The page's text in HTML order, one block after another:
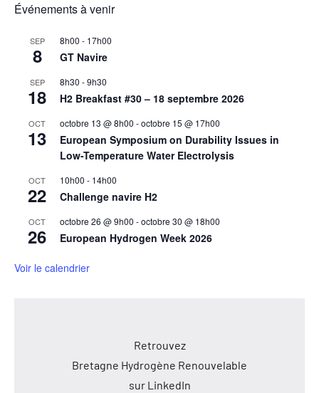
Événements à venir
SEP
8
8h00 - 17h00
GT Navire
SEP
18
8h30 -9h30
H2 Breakfast #30 – 18 septembre 2026
OCT
13
octobre 13 @ 8h00 -octobre 15 @ 17h00
European Symposium on Durability Issues in
Low-Temperature Water Electrolysis
OCT
22
10h00 - 14h00
Challenge navire H2
OCT
26
octobre 26 @ 9h00 -octobre 30 @ 18h00
European Hydrogen Week 2026
Voir le calendrier
Retrouvez
Bretagne Hydrogène Renouvelable
sur LinkedIn